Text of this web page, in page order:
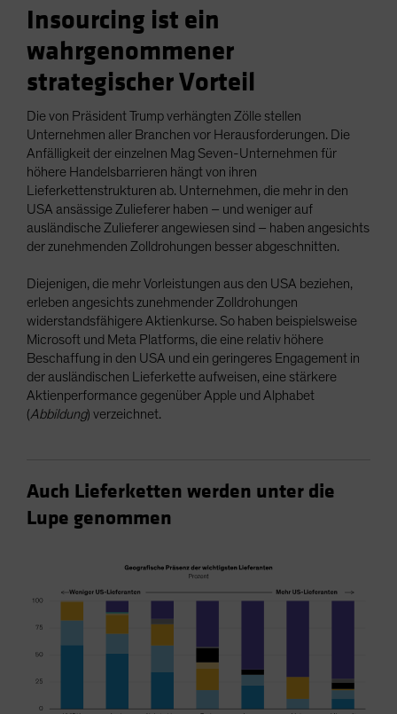
Insourcing ist ein
wahrgenommener
strategischer Vorteil
Die von Präsident Trump verhängten Zölle stellen
Unternehmen aller Branchen vor Herausforderungen. Die
Anfälligkeit der einzelnen Mag Seven-Unternehmen für
höhere Handelsbarrieren hängt von ihren
Lieferkettenstrukturen ab. Unternehmen, die mehr in den
USA ansässige Zulieferer haben – und weniger auf
ausländische Zulieferer angewiesen sind – haben angesichts
der zunehmenden Zolldrohungen besser abgeschnitten.
Diejenigen, die mehr Vorleistungen aus den USA beziehen,
erleben angesichts zunehmender Zolldrohungen
widerstandsfähigere Aktienkurse. So haben beispielsweise
Microsoft und Meta Platforms, die eine relativ höhere
Beschaffung in den USA und ein geringeres Engagement in
der ausländischen Lieferkette aufweisen, eine stärkere
Aktienperformance gegenüber Apple und Alphabet
(Abbildung) verzeichnet.
Auch Lieferketten werden unter die
Lupe genommen